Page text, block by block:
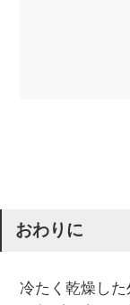
おわりに
冷たく乾燥し